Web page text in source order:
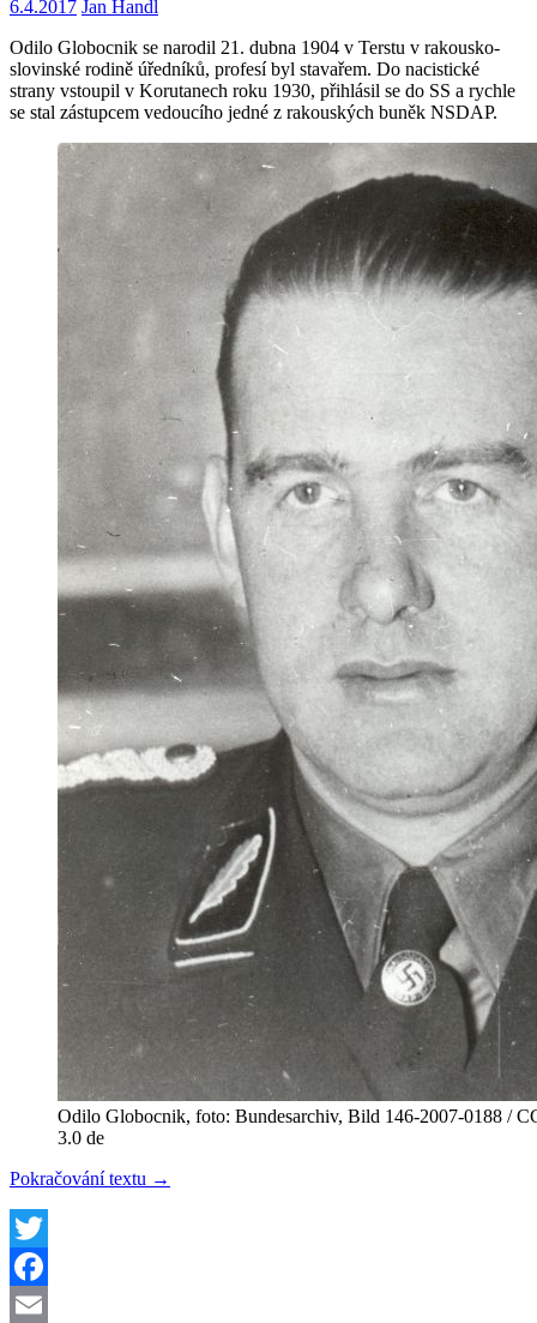
6.4.2017 Jan Handl
Odilo Globocnik se narodil 21. dubna 1904 v Terstu v rakousko-
slovinské rodině úředníků, profesí byl stavařem. Do nacistické
strany vstoupil v Korutanech roku 1930, přihlásil se do SS a rychle
se stal zástupcem vedoucího jedné z rakouských buněk NSDAP.
Odilo Globocnik, foto: Bundesarchiv, Bild 146-2007-0188 /
3.0 de
Pokračování textu Odilo
→
Twitter
Facebook